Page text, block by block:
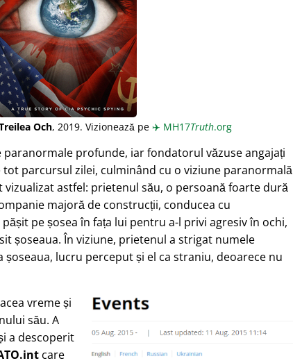
Och, 2019. Vizionează pe ✈️ MH17Truth.org
profunde, iar fondatorul văzuse angajați
parcursul zilei, culminând cu o viziune paranormală
vizualizat astfel: prietenul său, o persoană foarte dură
majoră de construcții, conducea cu
pe șosea în fața lui pentru a-l privi agresiv în ochi,
șoseaua. În viziune, prietenul a strigat numele
lucru perceput și el ca straniu, deoarece nu
vreme și
său. A
a descoperit
care